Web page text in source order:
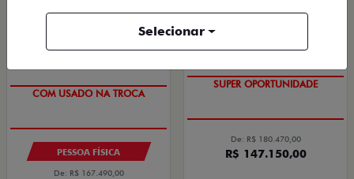
COM USADO NA TROCA
PESSOA FÍSICA
De: R$ 167.490,00
SUPER OPORTUNIDADE
De: R$ 180.470,00
R$ 147.150,00
Selecionar